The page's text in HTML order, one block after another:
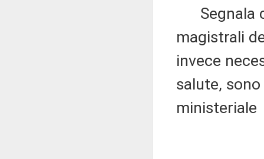
Segnala
magistrali
invece
salute,
ministeriale